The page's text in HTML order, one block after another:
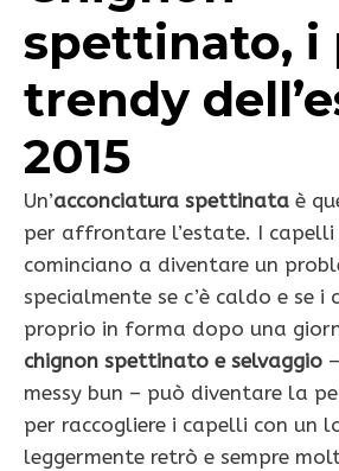
spettinato, i
trendy
2015
Un’acconciatura spettinata è
per affrontare l’estate. I capelli
cominciano a diventare un
specialmente se c’è caldo e se i
proprio in forma dopo una
chignon spettinato e selvaggio
messy bun – può diventare la
per raccogliere i capelli con un
leggermente retrò e sempre